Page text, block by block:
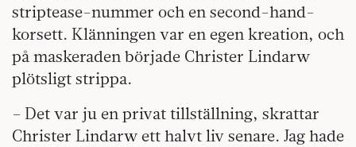
striptease-nummer och en second-hand-
korsett. Klänningen var en egen kreation, och
på maskeraden började Christer Lindarw
plötsligt strippa.
– Det var ju en privat tillställning, skrattar
Christer Lindarw ett halvt liv senare. Jag hade